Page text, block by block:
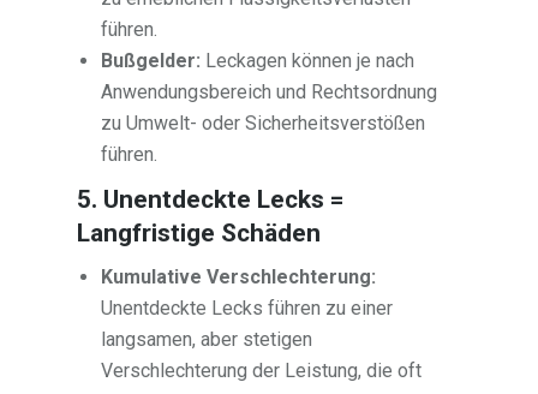
führen.
Bußgelder: Leckagen können je nach
Anwendungsbereich und Rechtsordnung
zu Umwelt- oder Sicherheitsverstößen
führen.
5. Unentdeckte Lecks =
Langfristige Schäden
Kumulative Verschlechterung:
Unentdeckte Lecks führen zu einer
langsamen, aber stetigen
Verschlechterung der Leistung, die oft